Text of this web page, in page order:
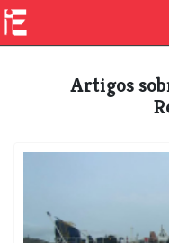
Artigos sobre viagens da Linha